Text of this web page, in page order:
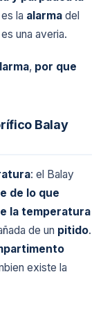
la alarma del
una averia.
, por que
Balay
: el Balay
de lo que
la temperatura
de un pitido.
existe la